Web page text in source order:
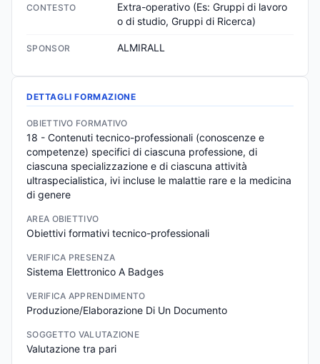
CONTESTO
Extra-operativo (Es: Gruppi di lavoro
o di studio, Gruppi di Ricerca)
SPONSOR ALMIRALL
DETTAGLI FORMAZIONE
OBIETTIVO FORMATIVO
18 - Contenuti tecnico-professionali (conoscenze e
competenze) specifici di ciascuna professione, di
ciascuna specializzazione e di ciascuna attività
ultraspecialistica, ivi incluse le malattie rare e la medicina
di genere
AREA OBIETTIVO
Obiettivi formativi tecnico-professionali
VERIFICA PRESENZA
Sistema Elettronico A Badges
VERIFICA APPRENDIMENTO
Produzione/Elaborazione Di Un Documento
SOGGETTO VALUTAZIONE
Valutazione tra pari